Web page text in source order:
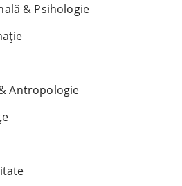
& Psihologie
Antropologie